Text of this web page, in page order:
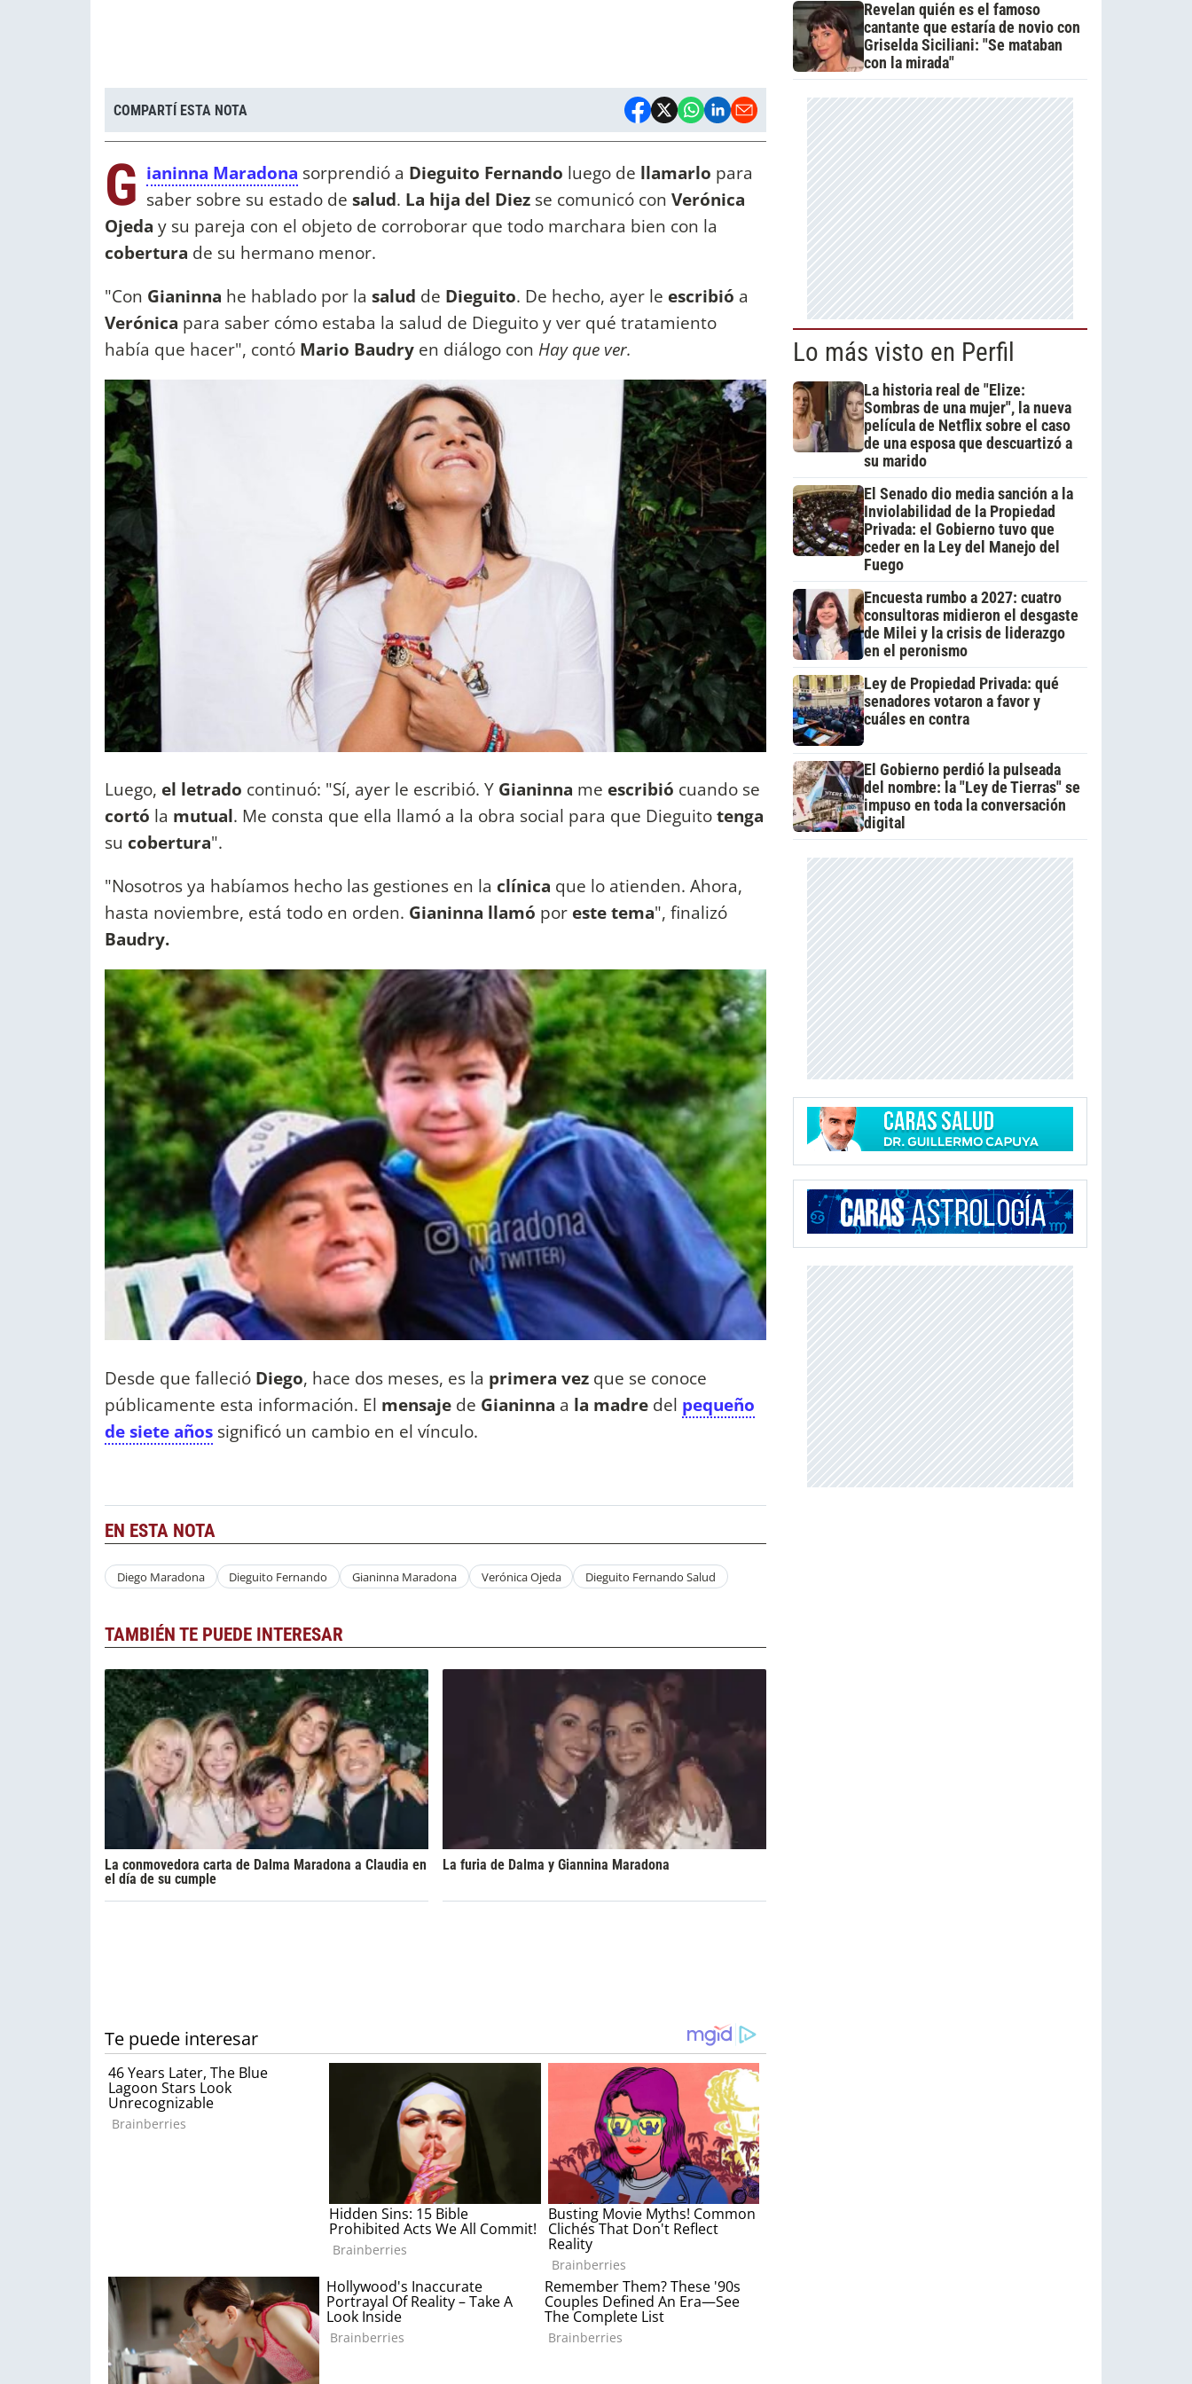
COMPARTÍ ESTA NOTA
G ianinna Maradona sorprendió a Dieguito Fernando luego de llamarlo para
saber sobre su estado de salud. La hija del Diez se comunicó con Verónica
Ojeda y su pareja con el objeto de corroborar que todo marchara bien con la
cobertura de su hermano menor.
"Con Gianinna he hablado por la salud de Dieguito. De hecho, ayer le escribió a
Verónica para saber cómo estaba la salud de Dieguito y ver qué tratamiento
había que hacer", contó Mario Baudry en diálogo con Hay que ver.
Luego, el letrado continuó: "Sí, ayer le escribió. Y Gianinna me escribió cuando se
cortó la mutual. Me consta que ella llamó a la obra social para que Dieguitotenga
su cobertura".
"Nosotros ya habíamos hecho las gestiones en la clínica que lo atienden. Ahora,
hasta noviembre, está todo en orden. Gianinna llamó por este tema", finalizó
Baudry.
Desde que falleció Diego, hace dos meses, es la primera vez que se conoce
públicamente esta información. El mensaje de Gianinna a la madre del pequeño
de siete años significó un cambio en el vínculo.
EN ESTA NOTA
Diego Maradona Dieguito Fernando Gianinna Maradona Verónica Ojeda Dieguito Fernando Salud
TAMBIÉN TE PUEDE INTERESAR
La conmovedora carta de Dalma Maradona a Claudia en
el día de su cumple
La furia de Dalma y Giannina Maradona
Revelan quién es el famoso
cantante que estaría de novio con
Griselda Siciliani: "Se mataban
con la mirada"
Lo más visto en Perfil
La historia real de "Elize:
Sombras de una mujer", la nueva
película de Netflix sobre el caso
de una esposa que descuartizó a
su marido
El Senado dio media sanción a la
Inviolabilidad de la Propiedad
Privada: el Gobierno tuvo que
ceder en la Ley del Manejo del
Fuego
Encuesta rumbo a 2027: cuatro
consultoras midieron el desgaste
de Milei y la crisis de liderazgo
en el peronismo
Ley de Propiedad Privada: qué
senadores votaron a favor y
cuáles en contra
El Gobierno perdió la pulseada
del nombre: la "Ley de Tierras" se
impuso en toda la conversación
digital